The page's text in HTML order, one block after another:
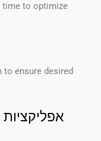
time to optimize
to ensure desired